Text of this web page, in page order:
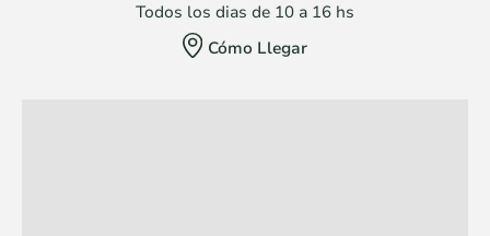
Todos los dias de 10 a 16 hs
Cómo Llegar